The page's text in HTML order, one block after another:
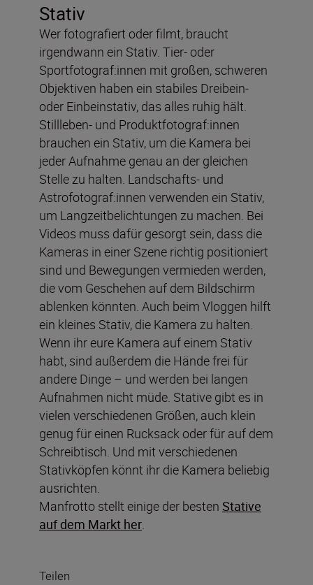
Stativ
Wer fotografiert oder filmt, braucht
irgendwann ein Stativ. Tier- oder
Sportfotograf:innen mit großen, schweren
Objektiven haben ein stabiles Dreibein-
oder Einbeinstativ, das alles ruhig hält.
Stillleben- und Produktfotograf:innen
brauchen ein Stativ, um die Kamera bei
jeder Aufnahme genau an der gleichen
Stelle zu halten. Landschafts- und
Astrofotograf:innen verwenden ein Stativ,
um Langzeitbelichtungen zu machen. Bei
Videos muss dafür gesorgt sein, dass die
Kameras in einer Szene richtig positioniert
sind und Bewegungen vermieden werden,
die vom Geschehen auf dem Bildschirm
ablenken könnten. Auch beim Vloggen hilft
ein kleines Stativ, die Kamera zu halten.
Wenn ihr eure Kamera auf einem Stativ
habt, sind außerdem die Hände frei für
andere Dinge – und werden bei langen
Aufnahmen nicht müde. Stative gibt es in
vielen verschiedenen Größen, auch klein
genug für einen Rucksack oder für auf dem
Schreibtisch. Und mit verschiedenen
Stativköpfen könnt ihr die Kamera beliebig
ausrichten.
Manfrotto stellt einige der besten Stative
auf dem Markt her.
Teilen